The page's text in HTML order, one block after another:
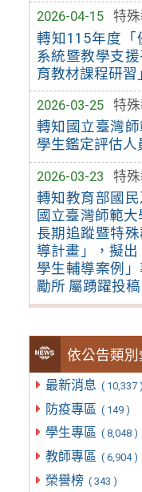
2026-04-15
特
轉知115年度「
系統暨教學支
育教材課程研習
2026-03-25
特
轉知國立臺灣
學生鑑定評估人
2026-03-23
特
轉知教育部國
國立臺灣師範
長期追蹤暨特
導計畫」，擬
學生輔導案例
勵所 屬踴躍投稿
依公告類別
最新消息 ( 10,337 )
防疫專區 ( 149 )
學生專區 ( 8,048 )
教師專區 ( 6,904 )
榮譽榜 ( 343 )